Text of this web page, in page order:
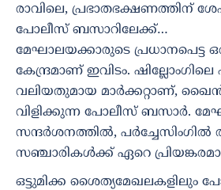
രാവിലെ, പ്രഭാതഭക്ഷണത്തിന്
പോലീസ് ബസാറിലേക്ക്…
മേഘാലയക്കാരുടെ പ്രധാനപെട്ട
കേന്ദ്രമാണ് ഇവിടം.
വലിയതുമായ മാർക്കറ്റാണ്,
വിളിക്കുന്ന പോലീസ് ബസാർ.
സന്ദർശനത്തിൽ, പർച്ചേസിംഗിൽ
സഞ്ചാരികൾക്ക് ഏറെ
ഒട്ടുമിക്ക ശൈത്യമേഖലകളിലും